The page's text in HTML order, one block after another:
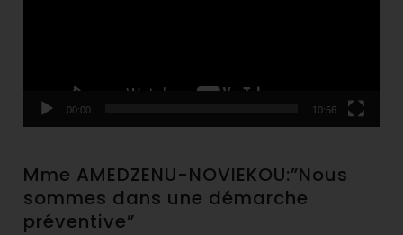
00:00 10:56
Mme AMEDZENU-NOVIEKOU:”Nous
sommes dans une démarche
préventive”